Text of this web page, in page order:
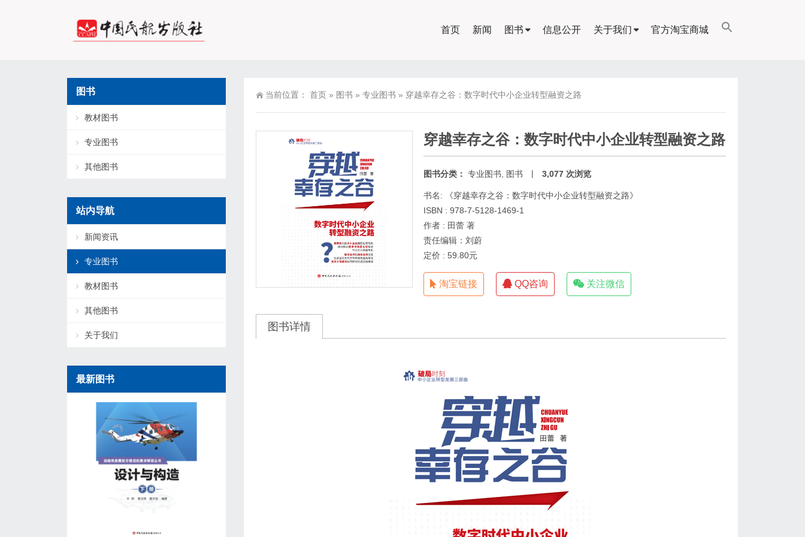
首页 新闻 图书 信息公开 关于我们 官方淘宝商城
当前位置： 首页 » 图书 » 专业图书 » 穿越幸存之谷：数字时代中小企业转型融资之路
穿越幸存之谷：数字时代中小企业转型融资之路
图书分类： 专业图书 图书 | 3,077 次浏览
书名: 《穿越幸存之谷：数字时代中小企业转型融资之路》
ISBN : 978-7-5128-1469-1
作者 : 田蕾 著
责任编辑：刘蔚
定价 : 59.80元
淘宝链接 QQ咨询 关注微信
图书详情
图书
教材图书
专业图书
其他图书
站内导航
新闻资讯
专业图书
教材图书
其他图书
关于我们
最新图书